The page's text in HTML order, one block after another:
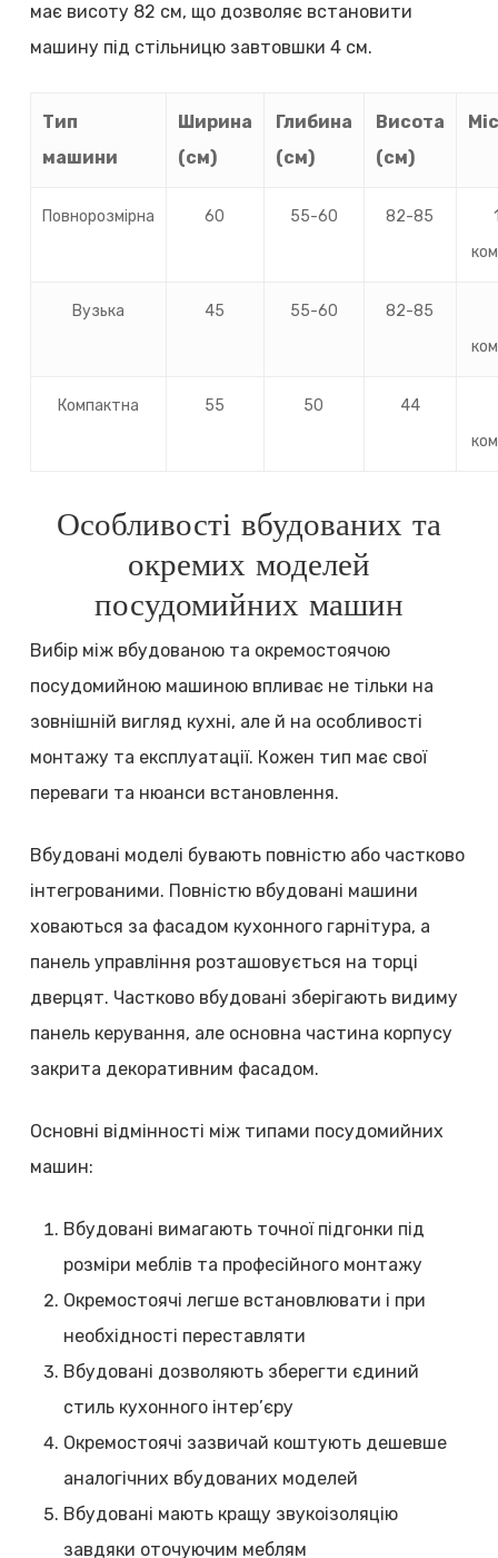
має висоту 82 см, що дозволяє встановити
машину під стільницю завтовшки 4 см.
Тип
машини
Ширина
(см)
Глибина
(см)
Висота
(см)
Повнорозмірна 60 55-60 82-85
Вузька 45 55-60
82-85
Компактна 55 50
44
Особливості вбудованих та
окремих моделей
посудомийних машин
Вибір між вбудованою та окремостоячою
посудомийною машиною впливає не тільки на
зовнішній вигляд кухні, але й на особливості
монтажу та експлуатації. Кожен тип має свої
переваги та нюанси встановлення.
Вбудовані моделі бувають повністю або частково
інтегрованими. Повністю вбудовані машини
ховаються за фасадом кухонного гарнітура, а
панель управління розташовується на торці
дверцят. Частково вбудовані зберігають видиму
панель керування, але основна частина корпусу
закрита декоративним фасадом.
Основні відмінності між типами посудомийних
машин:
Вбудовані вимагають точної підгонки під
розміри меблів та професійного монтажу
Окремостоячі легше встановлювати і при
необхідності переставляти
Вбудовані дозволяють зберегти єдиний
стиль кухонного інтер’єру
Окремостоячі зазвичай коштують дешевше
аналогічних вбудованих моделей
Вбудовані мають кращу звукоізоляцію
завдяки оточуючим меблям